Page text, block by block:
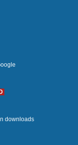
downloads